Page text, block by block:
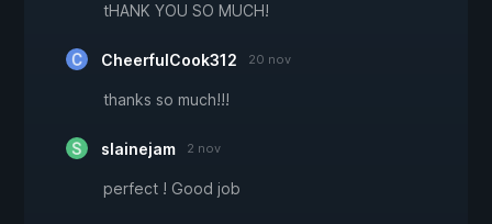
tHANK YOU SO MUCH!
CheerfulCook312 20 nov
thanks so much!!!
slainejam 2 nov
perfect ! Good job